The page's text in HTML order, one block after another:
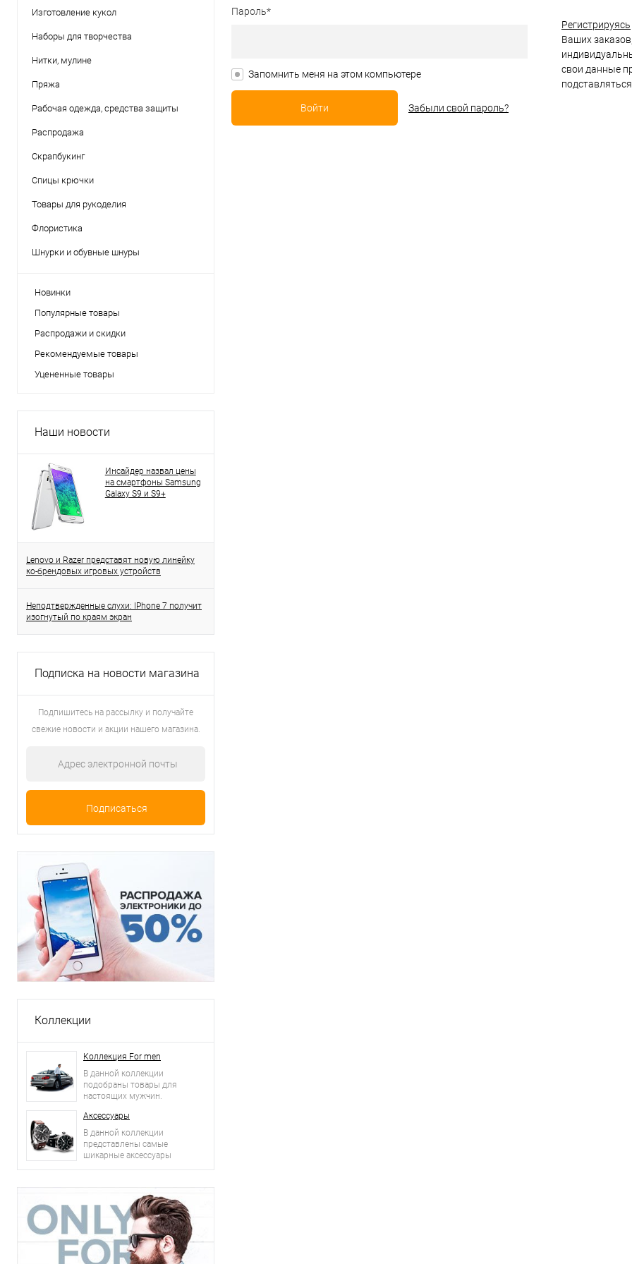
Изготовление кукол
Наборы для творчества
Нитки, мулине
Пряжа
Рабочая одежда, средства защиты
Распродажа
Скрапбукинг
Спицы крючки
Товары для рукоделия
Флористика
Шнурки и обувные шнуры
Новинки
Популярные товары
Распродажи и скидки
Рекомендуемые товары
Уцененные товары
Наши новости
Инсайдер назвал цены
на смартфоны Samsung
Galaxy S9 и S9+
Lenovo и Razer представят новую линейку
ко-брендовых игровых устройств
Неподтвержденные слухи: IPhone 7 получит
изогнутый по краям экран
Подписка на новости магазина
Подпишитесь на рассылку и получайте
свежие новости и акции нашего магазина.
Коллекции
Коллекция For men
В данной коллекции
подобраны товары для
настоящих мужчин.
Аксессуары
В данной коллекции
представлены самые
шикарные аксессуары
Пароль*
Запомнить меня на этом компьютере
Забыли свой пароль?
Регистрируясь
Ваших
свои данные